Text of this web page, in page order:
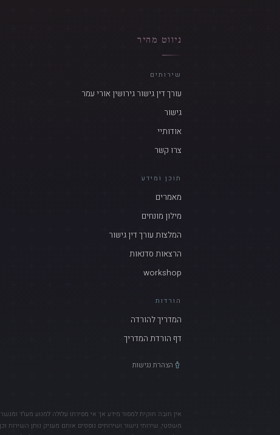
ניווט מהיר
שירותים
עורך דין גישור גירושין אורי עמר
גישור
אודותיי
צרו קשר
תוכן ומידע
מאמרים
מילון מונחים
המלצות עורך דין גישור
הרצאות סדנאות
workshop
הורדות
המדריך להורדה
דף הורדת המדריך
הצהרת נגישות
אין חובה חוקית למסור מידע אך אי מסירתו עלולה למנוע מעו"ד
משפטי, שירותי גישור ושירותים נוספים אותם מעניק נותן השירות